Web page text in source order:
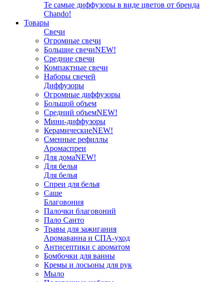
Те самые диффузоры в виде цветов от бренда
Chando!
Товары
Свечи
Огромные свечи
Большие свечиNEW!
Средние свечи
Компактные свечи
Наборы свечей
Диффузоры
Огромные диффузоры
Большой объем
Средний объемNEW!
Мини-диффузоры
КерамическиеNEW!
Сменные рефиллы
Аромаспреи
Для домаNEW!
Для белья
Для белья
Спреи для белья
Саше
Благовония
Палочки благовоний
Пало Санто
Травы для зажигания
Аромаванна и СПА-уход
Антисептики с ароматом
Бомбочки для ванны
Кремы и лосьоны для рук
Мыло